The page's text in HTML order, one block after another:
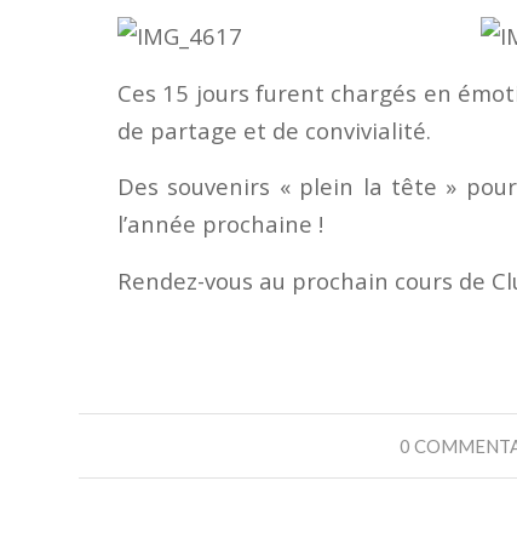
Ces 15 jours furent chargés en
de partage et de convivialité.
Des souvenirs « plein la tête »
l’année prochaine !
Rendez-vous au prochain cours de
0